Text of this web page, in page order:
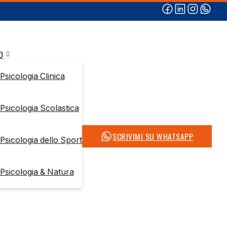
Psicologia Clinica
Psicologia Scolastica
Psicologia dello Sport
Psicologia & Natura
SCRIVIMI SU WHATSAPP